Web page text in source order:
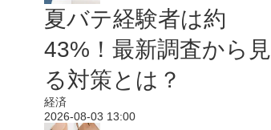
夏バテ経験者は約
43%！最新調査から見
る対策とは？
経済
2026-08-03 13:00